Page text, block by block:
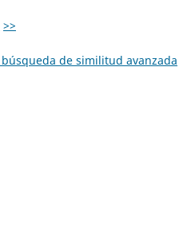
>>
de similitud avanzada